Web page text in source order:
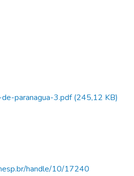
paranagua-3.pdf(245,12 KB)
handle/10/17240